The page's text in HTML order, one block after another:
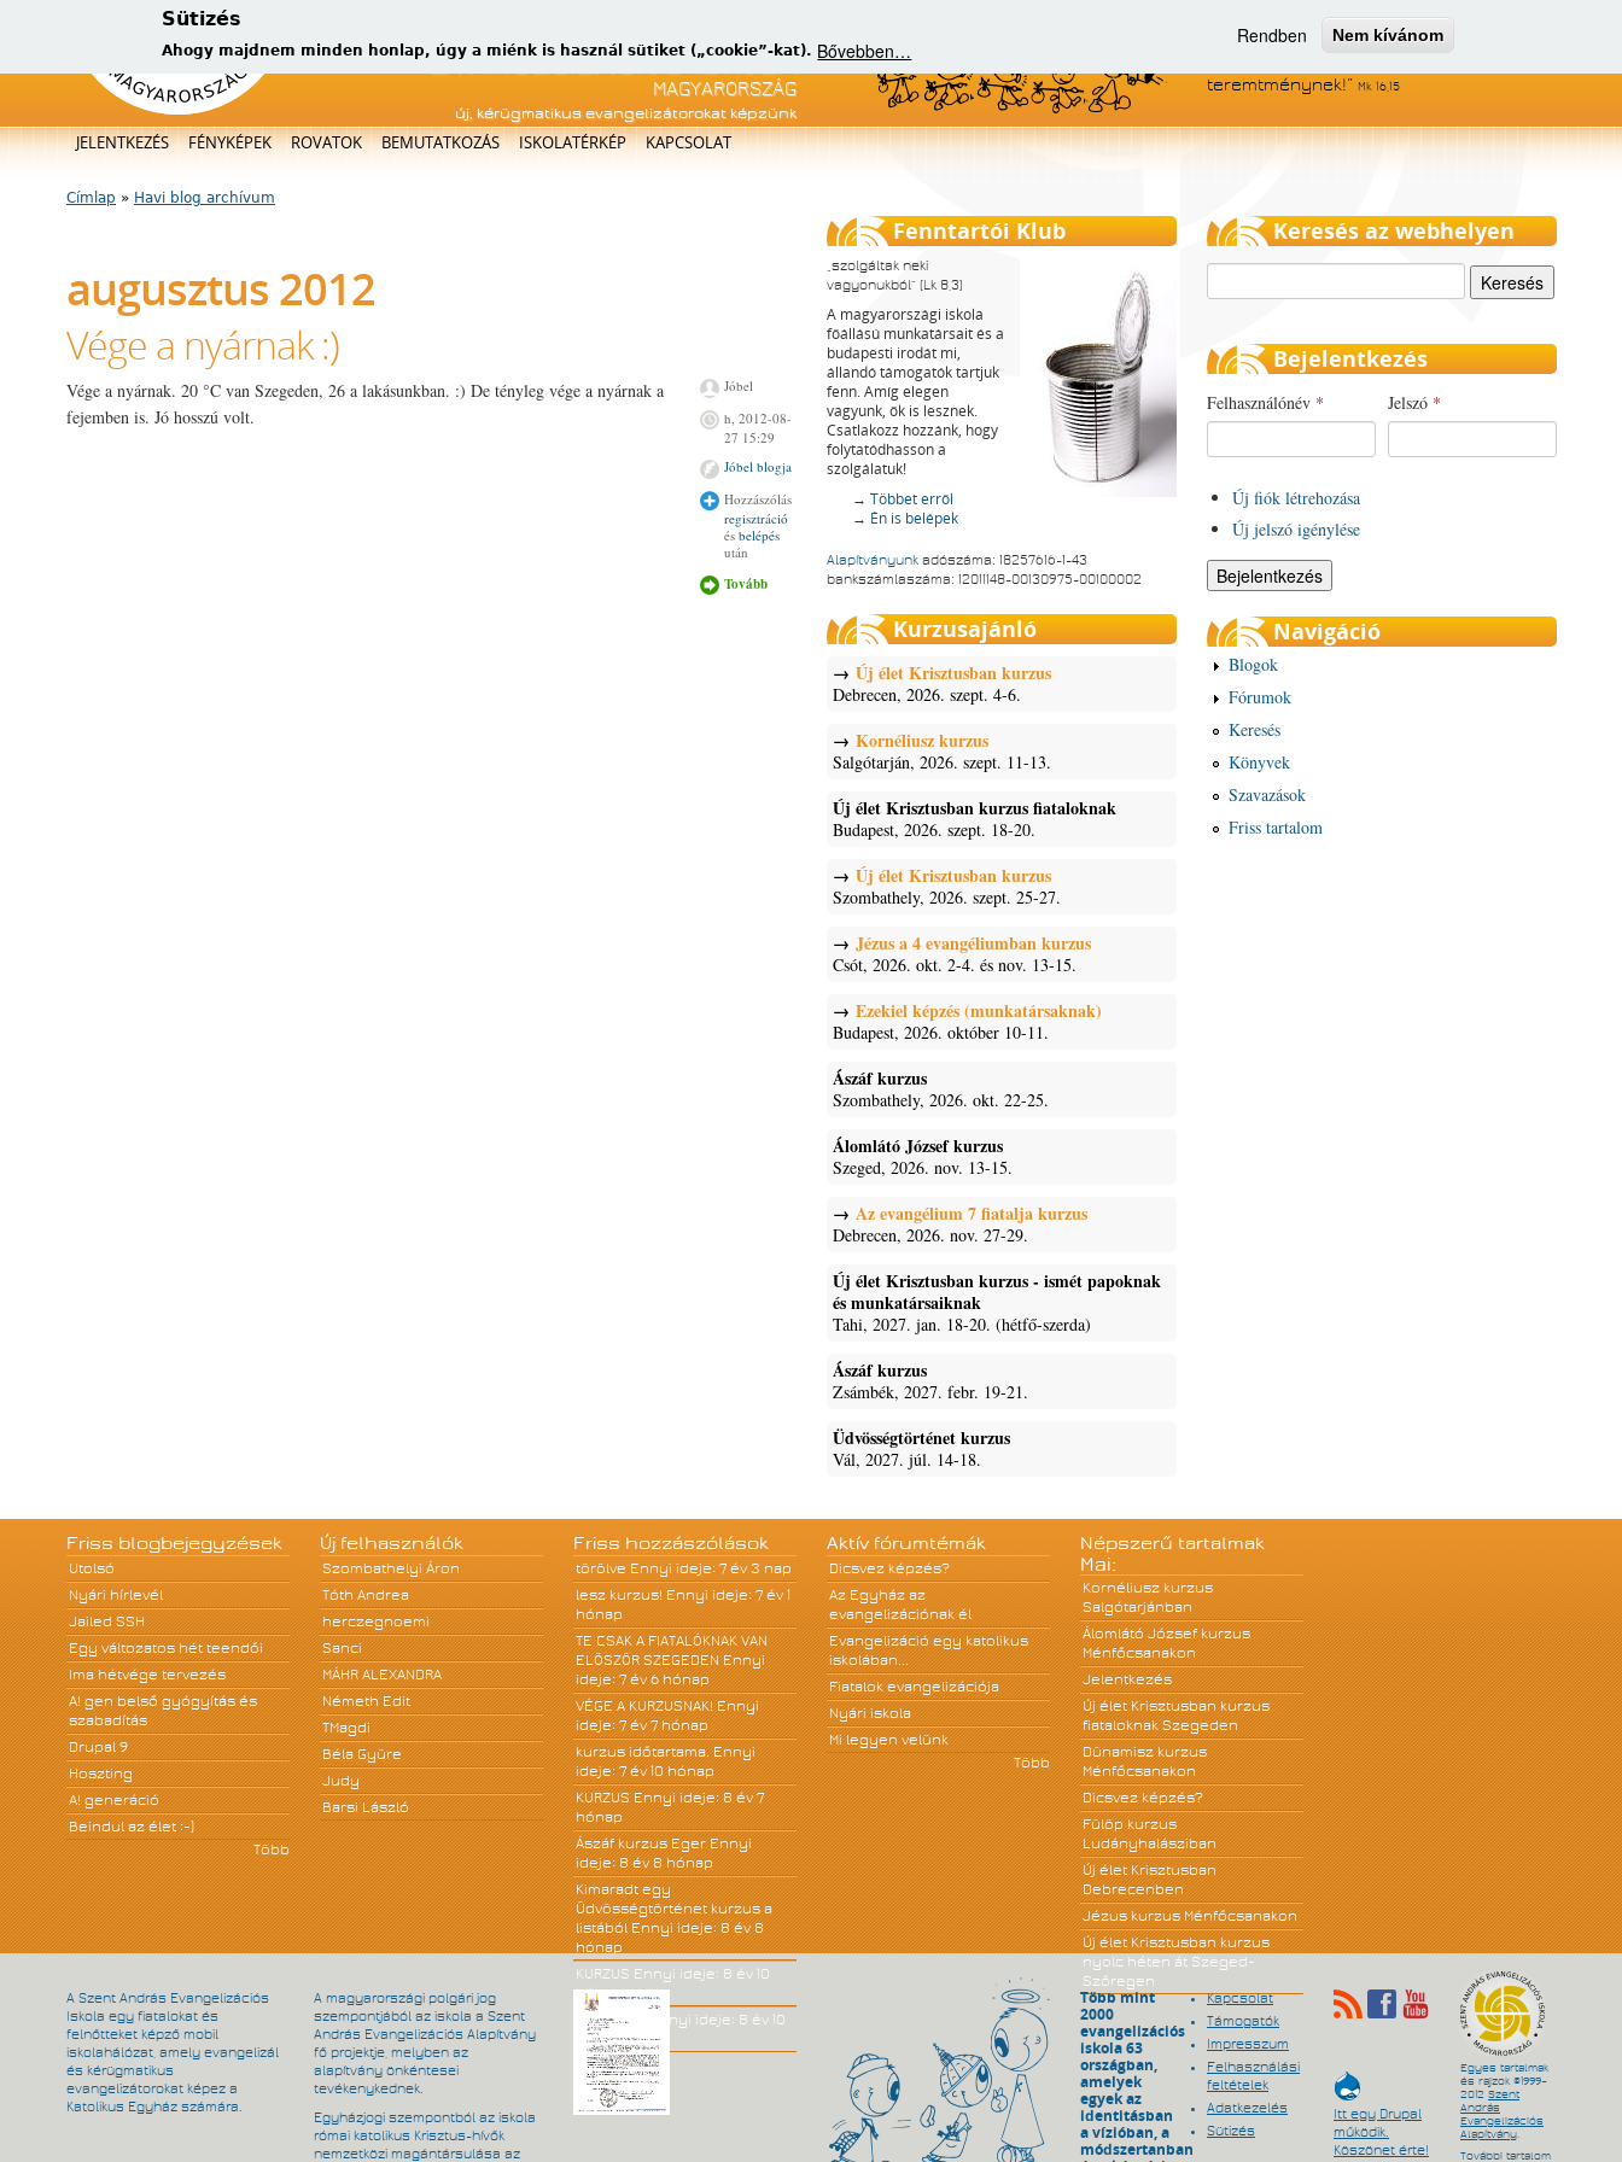
Sütizés
Ahogy majdnem minden honlap, úgy a miénk is használ sütiket („cookie”-kat). Bővebben…
Rendben Nem kívánom
új, kérügmatikus evangelizátorokat képzünk
Menjetek el az egész világra, és
teremtménynek!
Mk 16,15
Főmenü
JELENTKEZÉS FÉNYKÉPEK ROVATOK BEMUTATKOZÁS ISKOLATÉRKÉP KAPCSOLAT
Jelenlegi hely
Címlap » Havi blog archívum
augusztus 2012
Vége a nyárnak :)
Vége a nyárnak. 20 °C van Szegeden, 26 a lakásunkban. :) De tényleg vége a nyárnak a
fejemben is. Jó hosszú volt.
Jóbel
h, 2012-08-
27 15:29
Tovább
tartalommal
kapcsolatosan
Jóbel blogja
Hozzászólás
regisztráció
és belépés
után
Fenntartói Klub
szolgáltak neki
vagyonukból
(Lk 8,3)
A magyarországi iskola
főállású munkatársait és a
budapesti irodát mi,
állandó támogatók tartjuk
fenn. Amíg elegen
vagyunk, ők is lesznek.
Csatlakozz hozzánk, hogy
folytatódhasson a
szolgálatuk!
→ Többet erről
→ Én is belépek
Alapítványunk adószáma: 18257616-1-43
bankszámlaszáma: 12011148-00130975-00100002
Kurzusajánló
Új élet Krisztusban kurzus
Debrecen, 2026. szept. 4-6.
Kornéliusz kurzus
Salgótarján, 2026. szept. 11-13.
Új élet Krisztusban kurzus fiataloknak
Budapest, 2026. szept. 18-20.
Új élet Krisztusban kurzus
Szombathely, 2026. szept. 25-27.
Jézus a 4 evangéliumban kurzus
Csót, 2026. okt. 2-4. és nov. 13-15.
Ezekiel képzés (munkatársaknak)
Budapest, 2026. október 10-11.
Ászáf kurzus
Szombathely, 2026. okt. 22-25.
Álomlátó József kurzus
Szeged, 2026. nov. 13-15.
Az evangélium 7 fiatalja kurzus
Debrecen, 2026. nov. 27-29.
Új élet Krisztusban kurzus - ismét papoknak
és munkatársaiknak
Tahi, 2027. jan. 18-20. (hétfő-szerda)
Ászáf kurzus
Zsámbék, 2027. febr. 19-21.
Üdvösségtörténet kurzus
Vál, 2027. júl. 14-18.
Keresés az webhelyen
Bejelentkezés
Felhasználónév * Jelszó *
Új fiók létrehozása
Új jelszó igénylése
Navigáció
Blogok
Fórumok
Keresés
Könyvek
Szavazások
Friss tartalom
Friss blogbejegyzések
Utolsó
Nyári hírlevél
Jailed SSH
Egy változatos hét teendői
Ima hétvége tervezés
A! gen belső gyógyítás és
szabadítás
Drupal 9
Hoszting
A! generáció
Beindul az élet :-)
Több
Új felhasználók
Szombathelyi Áron
Tóth Andrea
herczegnoemi
Sanci
MÁHR ALEXANDRA
Németh Edit
TMagdi
Béla Gyüre
Judy
Barsi László
Friss hozzászólások
törölve Ennyi ideje: 7 év 3 nap
lesz kurzus! Ennyi ideje: 7 év 1
hónap
TE CSAK A FIATALÓKNAK VAN
ELÖSZÖR SZEGEDEN Ennyi
ideje: 7 év 6 hónap
VÉGE A KURZUSNAK! Ennyi
ideje: 7 év 7 hónap
kurzus időtartama. Ennyi
ideje: 7 év 10 hónap
KURZUS Ennyi ideje: 8 év 7
hónap
Ászáf kurzus Eger Ennyi
ideje: 8 év 8 hónap
Kimaradt egy
Üdvösségtörténet kurzus a
listából Ennyi ideje: 8 év 8
hónap
KURZUS Ennyi ideje: 8 év 10
hónap
JÓ KÖNYV!
Ennyi ideje: 8 év 10
hónap
Aktív fórumtémák
Dicsvez képzés?
Az Egyház az
evangelizációnak él
Evangelizáció egy katolikus
iskolában...
Fiatalok evangelizációja
Nyári iskola
Mi legyen velünk
Több
Népszerű tartalmak
Mai:
Kornéliusz kurzus
Salgótarjánban
Álomlátó József kurzus
Ménfőcsanakon
Jelentkezés
Új élet Krisztusban kurzus
fiataloknak Szegeden
Dünamisz kurzus
Ménfőcsanakon
Dicsvez képzés?
Fülöp kurzus
Ludányhalásziban
Új élet Krisztusban
Debrecenben
Jézus kurzus Ménfőcsanakon
Új élet Krisztusban kurzus
nyolc héten át Szeged-
Szőregen
A Szent András Evangelizációs
Iskola egy fiatalokat és
felnőtteket képző mobil
iskolahálózat, amely evangelizál
és kérügmatikus
evangelizátorokat képez a
Katolikus Egyház számára.
A magyarországi polgári jog
szempontjából az iskola a Szent
András Evangelizációs Alapítvány
fő projektje, melyben az
alapítvány önkéntesei
tevékenykednek.
Egyházjogi szempontból az iskola
római katolikus Krisztus-hívők
nemzetközi magántársulása az
Több mint
2000
evangelizációs
iskola 63
országban,
amelyek
egyek az
identitásban
a vízióban, a
módszertanban
Kapcsolat
Támogatók
Impresszum
Felhasználási
feltételek
Adatkezelés
Sütizés
Itt egy Drupal
működik.
Köszönet érte!
Egyes tartalmak
és rajzok ©1999–
2012 Szent
András
Evangelizációs
Alapítvány
További tartalom